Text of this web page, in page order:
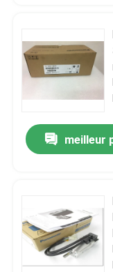
meilleur